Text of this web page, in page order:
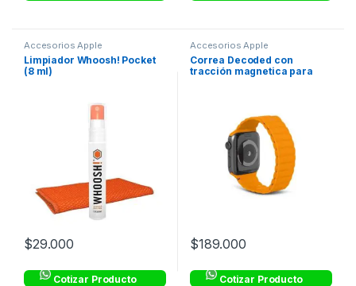
Accesorios Apple
Limpiador Whoosh! Pocket
(8 ml)
$29.000
Cotizar Producto
Accesorios Apple
Correa Decoded con
tracción magnetica para
$189.000
Cotizar Producto